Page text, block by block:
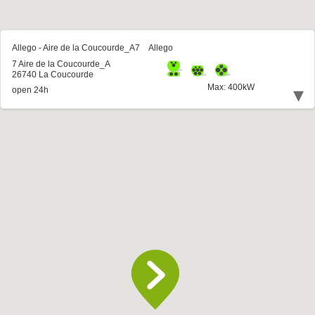
Allego - Aire de la Coucourde_A7
Allego
7 Aire de la Coucourde_A
26740 La Coucourde
open 24h
Max: 400kW ▾